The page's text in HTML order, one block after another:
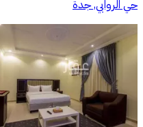
حي الروابي, جدة